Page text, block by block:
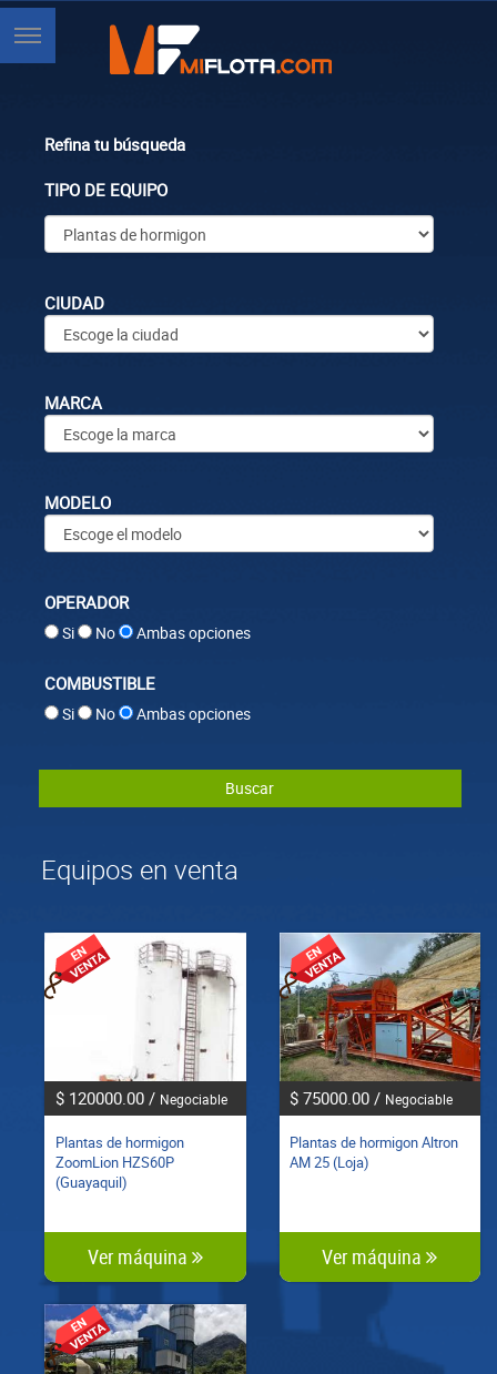
Refina tu búsqueda
TIPO DE EQUIPO
CIUDAD
MARCA
MODELO
OPERADOR
Si No Ambas opciones
COMBUSTIBLE
Si No Ambas opciones
Buscar
Equipos en venta
$ 120000.00 / Negociable
Plantas de hormigon
ZoomLion HZS60P
(Guayaquil)
Ver máquina
$ 75000.00 / Negociable
Plantas de hormigon Altron
AM 25 (Loja)
Ver máquina